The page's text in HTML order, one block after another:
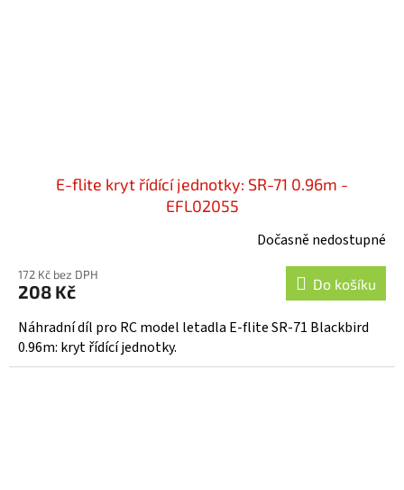
E-flite kryt řídící jednotky: SR-71 0.96m -
EFL02055
Dočasně nedostupné
172 Kč bez DPH
208 Kč Do košíku
Náhradní díl pro RC model letadla E-flite SR-71 Blackbird
0.96m: kryt řídící jednotky.